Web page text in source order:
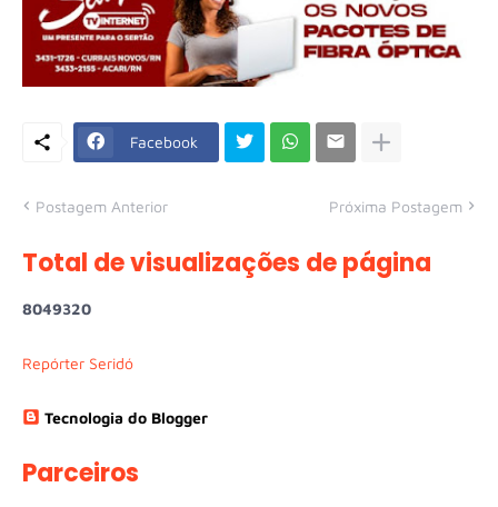
Facebook
Postagem Anterior Próxima Postagem
Total de visualizações de página
8049320
Repórter Seridó
Tecnologia do Blogger
Parceiros